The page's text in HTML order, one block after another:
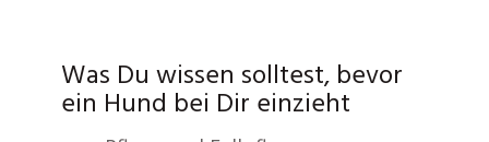
Was Du wissen solltest, bevor
ein Hund bei Dir einzieht